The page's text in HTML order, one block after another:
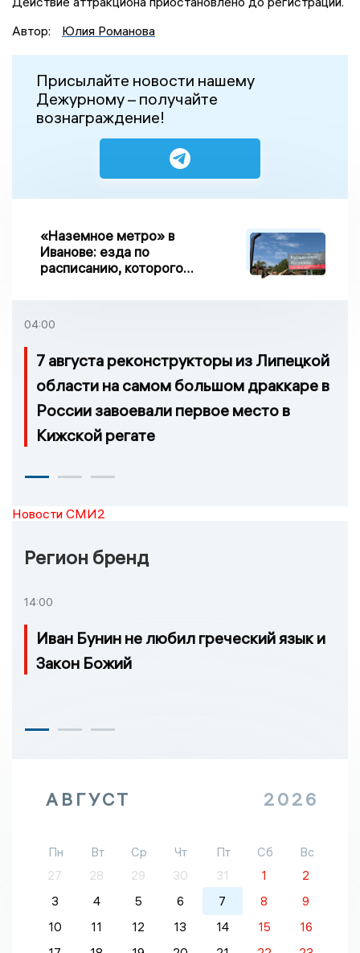
Автор:
Юлия Романова
Присылайте новости нашему
Дежурному – получайте
вознаграждение!
«Наземное метро» в
Иванове: езда по
расписанию, которого
04:00
7 августа реконструкторы из Липецкой
области на самом большом драккаре в
России завоевали первое место в
Кижской регате
Новости СМИ2
Регион бренд
14:00
Иван Бунин не любил греческий язык и
Закон Божий
АВГУСТ 2026
Пн Вт Ср Чт Пт Сб
Вс
27
28 29 30 31 1
2
3
4 5 6 7 8
9
10
11 12 13 14 15
16